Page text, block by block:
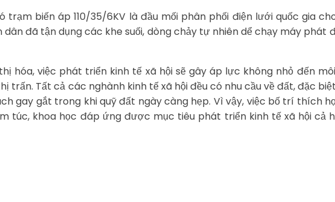
biến áp 110/35/6KV là đầu mối phân phối điện lưới quốc gia
đã tận dụng các khe suối, dòng chảy tự nhiên dể chạy máy phát
hóa, việc phát triển kinh tế xã hội sẽ gây áp lực không nhỏ đến
Tất cả các nghành kinh tế xã hội đều có nhu cầu về đất, đặc
gay gắt trong khi quỹ đất ngày càng hẹp. Vì vậy, việc bố trí thích
túc, khoa học đáp ứng được mục tiêu phát triển kinh tế xã hội cả